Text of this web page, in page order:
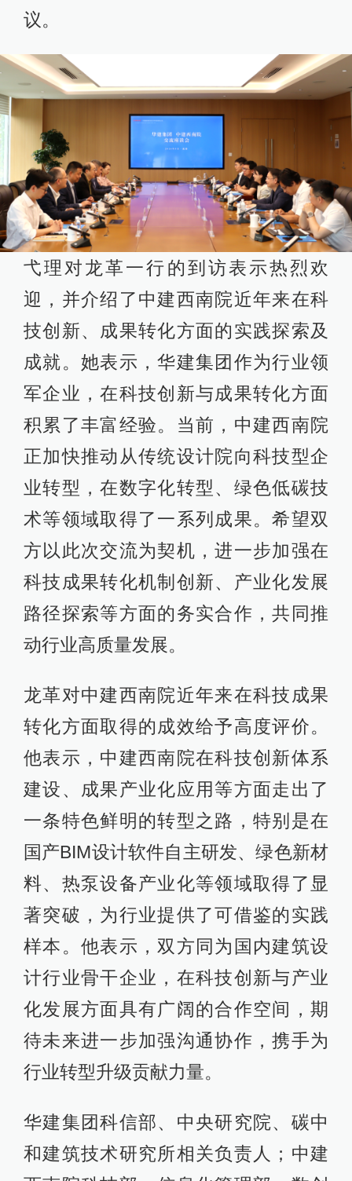
议。
弋理对龙革一行的到访表示热烈欢
迎，并介绍了中建西南院近年来在科
技创新、成果转化方面的实践探索及
成就。她表示，华建集团作为行业领
军企业，在科技创新与成果转化方面
积累了丰富经验。当前，中建西南院
正加快推动从传统设计院向科技型企
业转型，在数字化转型、绿色低碳技
术等领域取得了一系列成果。希望双
方以此次交流为契机，进一步加强在
科技成果转化机制创新、产业化发展
路径探索等方面的务实合作，共同推
动行业高质量发展。
龙革对中建西南院近年来在科技成果
转化方面取得的成效给予高度评价。
他表示，中建西南院在科技创新体系
建设、成果产业化应用等方面走出了
一条特色鲜明的转型之路，特别是在
国产BIM设计软件自主研发、绿色新材
料、热泵设备产业化等领域取得了显
著突破，为行业提供了可借鉴的实践
样本。他表示，双方同为国内建筑设
计行业骨干企业，在科技创新与产业
化发展方面具有广阔的合作空间，期
待未来进一步加强沟通协作，携手为
行业转型升级贡献力量。
华建集团科信部、中央研究院、碳中
和建筑技术研究所相关负责人；中建